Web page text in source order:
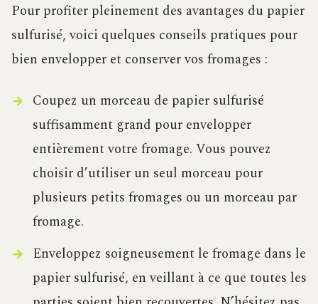
Pour profiter pleinement des avantages du papier
sulfurisé, voici quelques conseils pratiques pour
bien envelopper et conserver vos fromages :
Coupez un morceau de papier sulfurisé
suffisamment grand pour envelopper
entièrement votre fromage. Vous pouvez
choisir d’utiliser un seul morceau pour
plusieurs petits fromages ou un morceau par
fromage.
Enveloppez soigneusement le fromage dans le
papier sulfurisé, en veillant à ce que toutes les